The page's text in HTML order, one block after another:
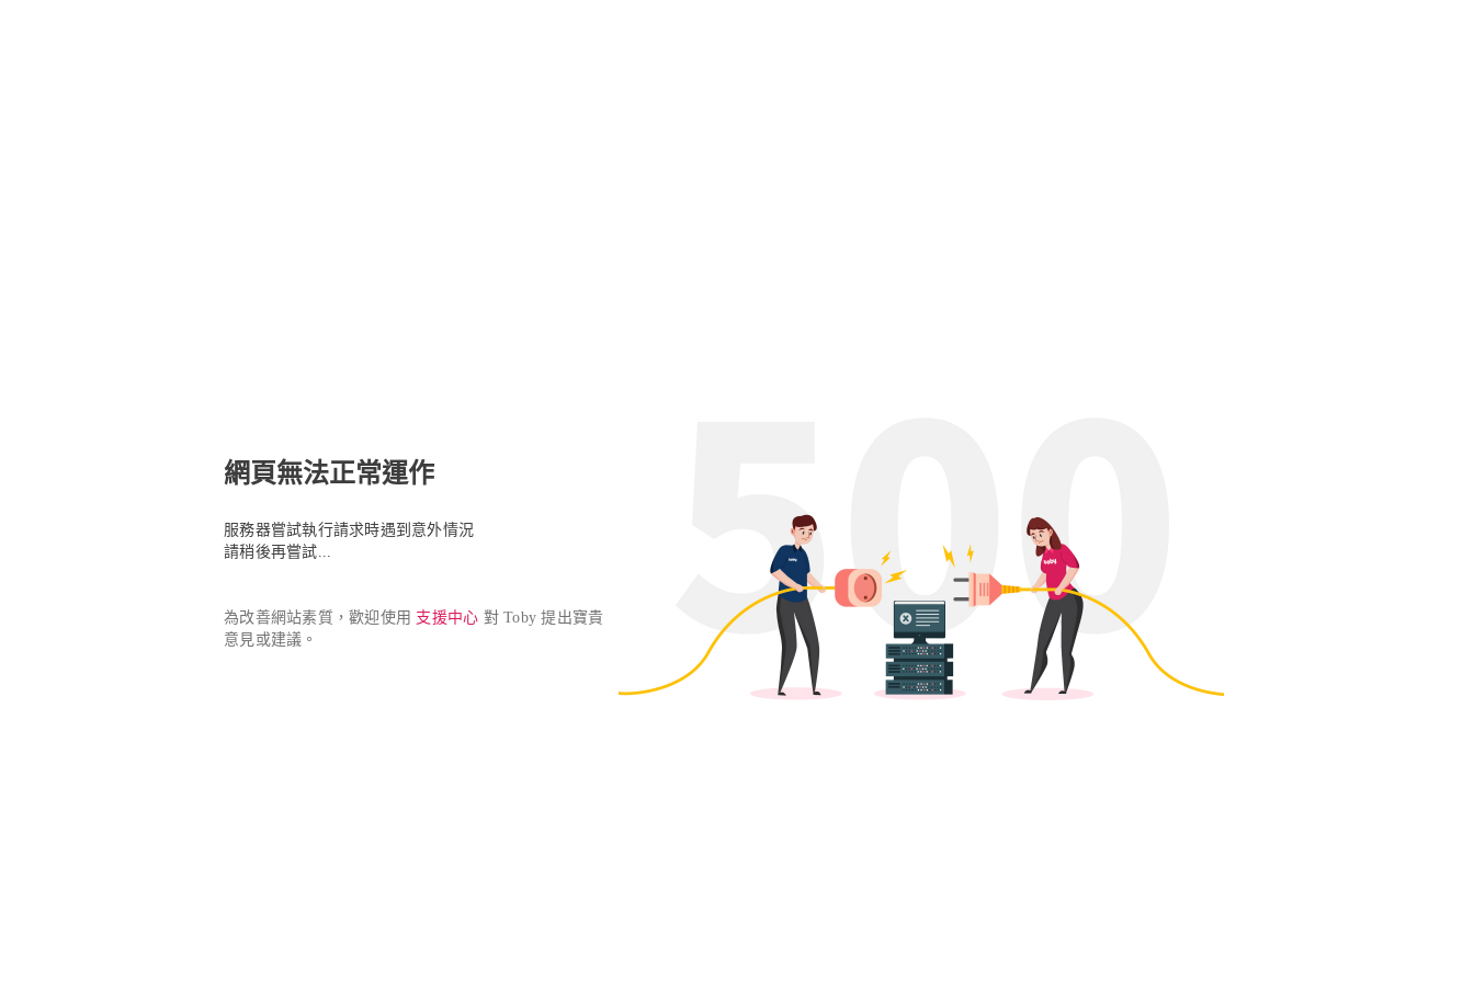
網頁無法正常運作
服務器嘗試執行請求時遇到意外情況
請稍後再嘗試...
為改善網站素質，歡迎使用 支援中心 對 Toby 提出寶貴
意見或建議。